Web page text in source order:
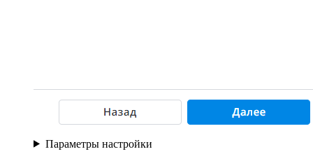
Параметры настройки